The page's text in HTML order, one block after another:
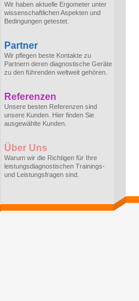
Wir haben aktuelle Ergometer unter
wissenschaftlichen Aspekten und
Bedingungen getestet.
Partner
Wir pflegen beste Kontakte zu
Partnern deren diagnostische Geräte
zu den führenden weltweit gehören.
Referenzen
Unsere besten Referenzen sind
unsere Kunden. Hier finden Sie
ausgewählte Kunden.
Über Uns
Warum wir die Richtigen für Ihre
leistungsdiagnostischen Trainings-
und Leistungsfragen sind.